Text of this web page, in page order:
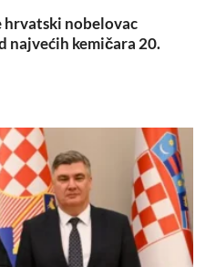
hrvatski nobelovac
najvećih kemičara 20.